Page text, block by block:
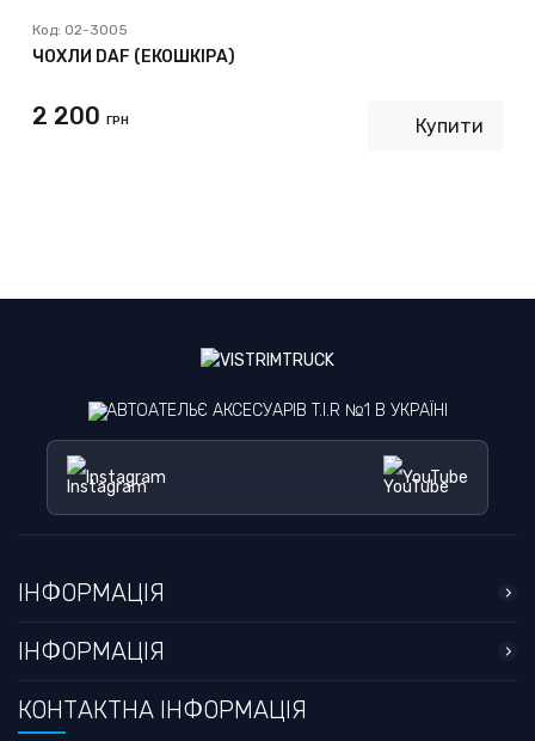
Код: 02-3005
ЧОХЛИ DAF (ЕКОШКIРА)
2 200 ГРН Купити
АВТОАТЕЛЬЄ АКСЕСУАРІВ T.I.R №1 В УКРАЇНІ
Instagram YouTube
ІНФОРМАЦІЯ
ІНФОРМАЦІЯ
КОНТАКТНА ІНФОРМАЦІЯ